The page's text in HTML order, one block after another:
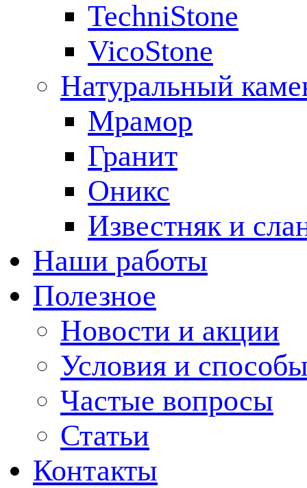
TechniStone
VicoStone
Натуральный
Мрамор
Гранит
Оникс
Известняк и
Наши работы
Полезное
Новости и акции
Условия и
Частые вопросы
Статьи
Контакты